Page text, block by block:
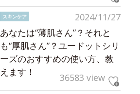
2024/11/27
スキンケア
あなたは“薄肌さん”？それと
も“厚肌さん”？ユードットシリ
ーズのおすすめの使い方、教
えます！
36583 view